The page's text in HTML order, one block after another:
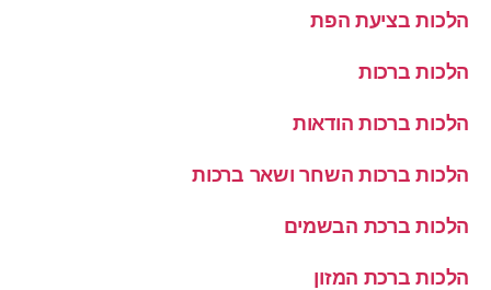
הלכות בציעת הפת
הלכות ברכות
הלכות ברכות הודאות
הלכות ברכות השחר ושאר ברכות
הלכות ברכת הבשמים
הלכות ברכת המזון